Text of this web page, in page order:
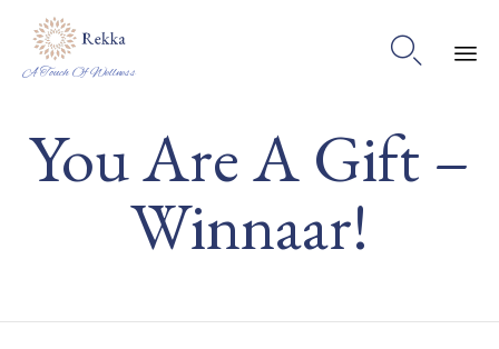
A Touch Of Wellness

You Are A Gift –
Winnaar!